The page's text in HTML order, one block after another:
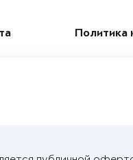
Политика